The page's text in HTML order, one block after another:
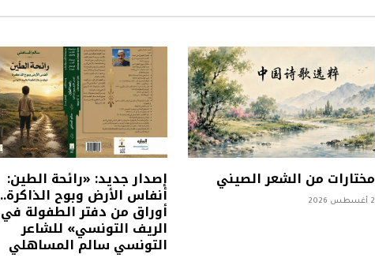
مختارات من الشعر الصيني
2 أغسطس 2026
إصدار جديد: «رائحة الطين:
أنفاس الأرض وبوح الذاكرة..
أوراق من دفتر الطفولة في
الريف التونسي» للشاعر
التونسي سالم المساهلي